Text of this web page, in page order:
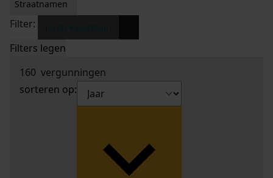
Straatnamen
Filter:
Filters legen
160 vergunningen
sorteren op: